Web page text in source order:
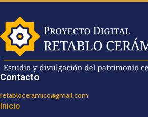
Contacto
retabloceramico@gmail.com
Inicio